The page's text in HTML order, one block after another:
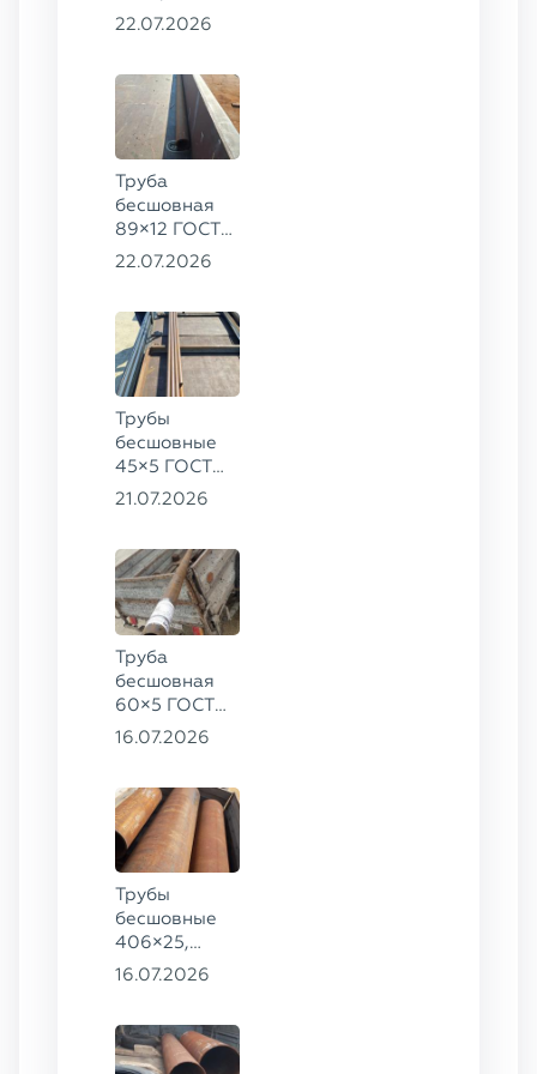
8734-75, ст.
22.07.2026
Труба
бесшовная
89×12 ГОСТ
8732-78, ст.
22.07.2026
Трубы
бесшовные
45×5 ГОСТ
8734-75, ст.
21.07.2026
Труба
бесшовная
60×5 ГОСТ
8732-78, ст.
16.07.2026
Трубы
бесшовные
406×25,
325×20,
09Г2С
16.07.2026